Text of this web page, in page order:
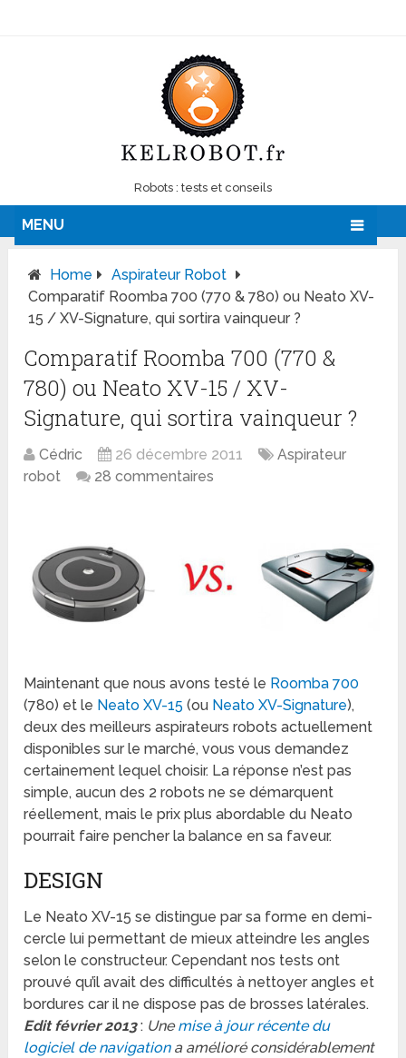
Robots : tests et conseils
MENU
Home
Aspirateur Robot
Comparatif Roomba 700 (770 & 780) ou Neato XV-
15 / XV-Signature, qui sortira vainqueur ?
Comparatif Roomba 700 (770 &
780) ou Neato XV-15 / XV-
Signature, qui sortira vainqueur ?
Cédric 26 décembre 2011
Aspirateur
robot
28 commentaires
Maintenant que nous avons testé le Roomba 700
(780) et le Neato XV-15 (ou Neato XV-Signature),
deux des meilleurs aspirateurs robots actuellement
disponibles sur le marché, vous vous demandez
certainement lequel choisir. La réponse n’est pas
simple, aucun des 2 robots ne se démarquent
réellement, mais le prix plus abordable du Neato
pourrait faire pencher la balance en sa faveur.
DESIGN
Le Neato XV-15 se distingue par sa forme en demi-
cercle lui permettant de mieux atteindre les angles
selon le constructeur. Cependant nos tests ont
prouvé qu’il avait des difficultés à nettoyer angles et
bordures car il ne dispose pas de brosses latérales.
Edit février 2013 : Unemise à jour récente du
logiciel de navigationa amélioré considérablement